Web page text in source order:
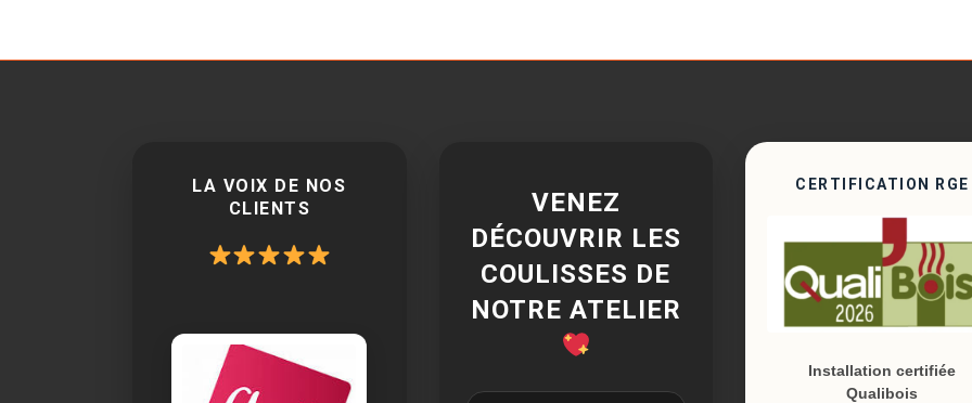
LA VOIX DE NOS
CLIENTS
VENEZ
DÉCOUVRIR LES
COULISSES DE
NOTRE ATELIER
CERTIFICATION RGE
Installation certifiée
Qualibois